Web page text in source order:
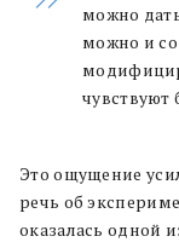
можно
можно и
чувствуют
Это ощущение
речь об
оказалась одной